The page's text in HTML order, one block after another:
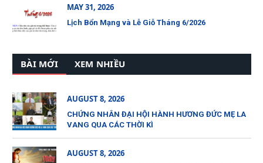
MAY 31, 2026
Lịch Bổn Mạng và Lễ Giỗ Tháng 6/2026
BÀI MỚI XEM NHIỀU
AUGUST 8, 2026
CHỨNG NHÂN ĐẠI HỘI HÀNH HƯƠNG ĐỨC MẸ LA
VANG QUA CÁC THỜI KÌ
AUGUST 8, 2026